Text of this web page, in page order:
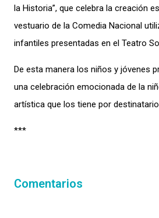
la Historia”, que celebra la creación
vestuario de la Comedia Nacional
infantiles presentadas en el Teatro
De esta manera los niños y jóvenes
una celebración emocionada de la
artística que los tiene por
***
Comentarios